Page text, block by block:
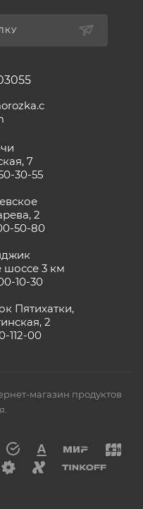
7
30-55
2
50-80
шоссе 3 км
10-30
Пятихатки,
2
112-00
магазин продуктов